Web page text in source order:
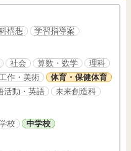
構想 学習指導案
社会 算数・数学
理科
作・美術
体育・保健体育
活動・英語 未来創造科
校 中学校